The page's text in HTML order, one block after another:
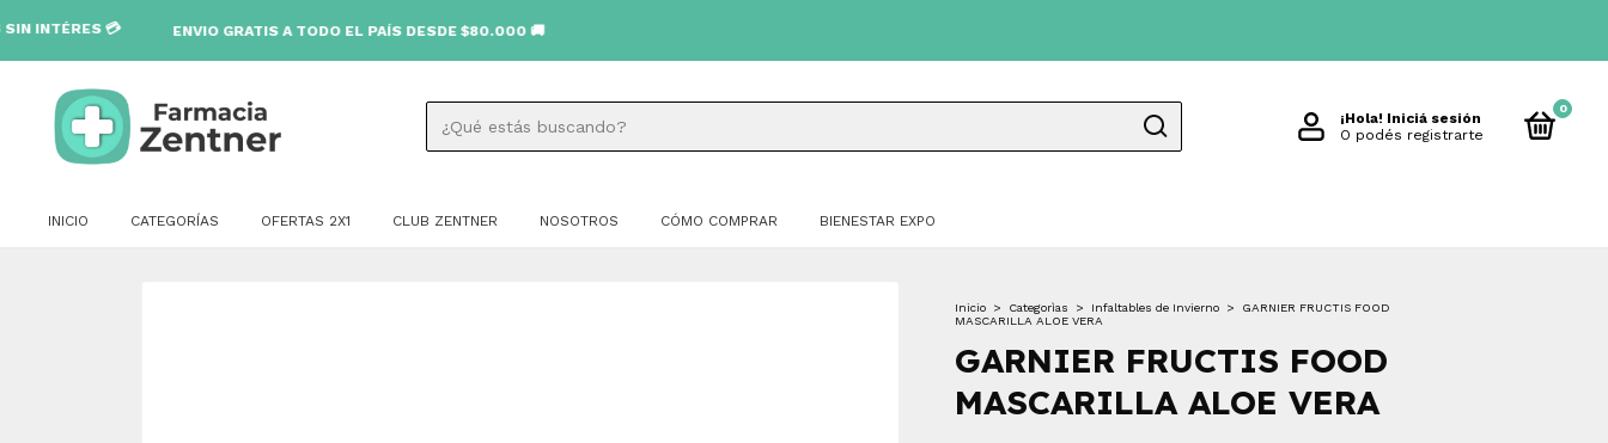
💳 ENVIO GRATIS A TODO EL PAÍS DESDE $80.000 🚚
¡Hola! Iniciá sesión
O podés registrarte
0
INICIO CATEGORÍAS OFERTAS 2X1 CLUB ZENTNER NOSOTROS CÓMO COMPRAR BIENESTAR EXPO
Inicio > Categorìas > Infaltables de Invierno >
GARNIER FRUCTIS FOOD
MASCARILLA ALOE VERA
GARNIER FRUCTIS FOOD
MASCARILLA ALOE VERA